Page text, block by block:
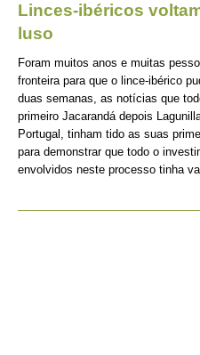
Linces-ibéricos
luso
Foram muitos anos e muitas
fronteira para que o lince-ibérico
duas semanas, as notícias que
primeiro Jacarandá depois
Portugal, tinham tido as suas
para demonstrar que todo o
envolvidos neste processo tinha